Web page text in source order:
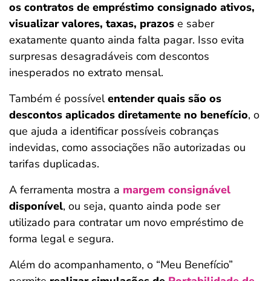
os contratos de empréstimo consignado ativos,
visualizar valores, taxas, prazos e saber
exatamente quanto ainda falta pagar. Isso evita
surpresas desagradáveis com descontos
inesperados no extrato mensal.
Também é possívelentender quais são os
descontos aplicados diretamente no benefício, o
que ajuda a identificar possíveis cobranças
indevidas, como associações não autorizadas ou
tarifas duplicadas.
A ferramenta mostra a margem consignável
disponível, ou seja, quanto ainda pode ser
utilizado para contratar um novo empréstimo de
forma legal e segura.
Além do acompanhamento, o “Meu Benefício”